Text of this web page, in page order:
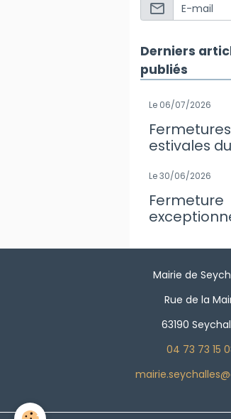
Derniers
publiés
Le 06/07/2026
Fermetures
estivales du
Mairie
Le 30/06/2026
Fermeture
Mairie de
Rue de la
63190
04 73 73 15